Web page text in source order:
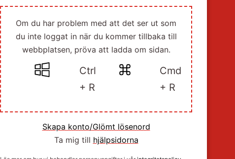
Om du har problem med att det ser ut som
du inte loggat in när du kommer tillbaka till
webbplatsen, pröva att ladda om sidan.
Ctrl
+ R
Cmd
+ R
Skapa konto/Glömt lösenord
Ta mig till hjälpsidorna